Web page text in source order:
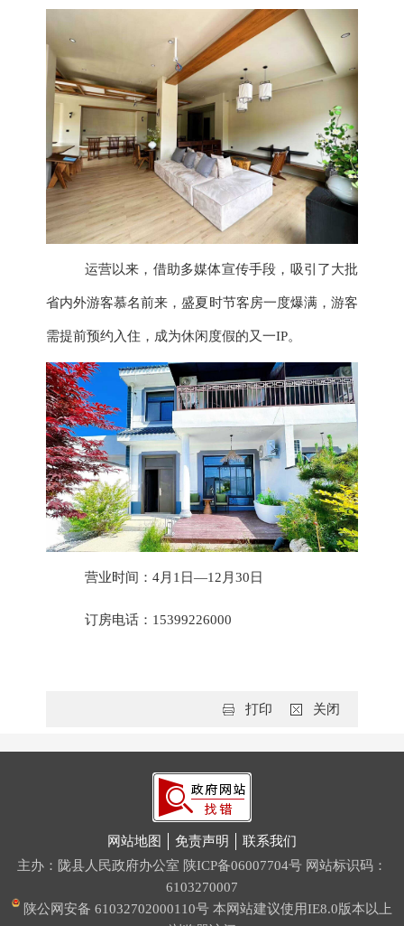
运营以来，借助多媒体宣传手段，吸引了大批
省内外游客慕名前来，盛夏时节客房一度爆满，游客
需提前预约入住，成为休闲度假的又一IP。
营业时间： 4月 1日—12 月 30日
订房电话： 15399226000
关闭
打印
网站地图 免责声明
联系我们
主办：陇县人民政府办公室 陕ICP备06007704号 网站标识码：
6103270007
陕公网安备 61032702000110号本网站建议使用IE8.0版本以上